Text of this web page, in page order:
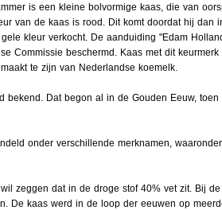
is een kleine bolvormige kaas, die van
van de kaas is rood. Dit komt doordat hij dan
kleur verkocht. De aanduiding "Edam
Commissie beschermd. Kaas met dit
te zijn van Nederlandse koemelk.
bekend. Dat begon al in de Gouden Eeuw,
onder verschillende merknamen,
zeggen dat in de droge stof 40% vet zit. Bij
De kaas werd in de loop der eeuwen op